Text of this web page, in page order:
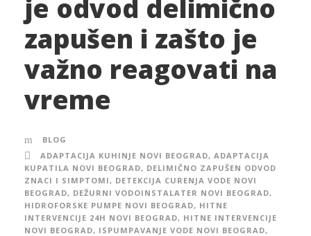
je odvod delimično
zapušen i zašto je
važno reagovati na
vreme
BLOG
ADAPTACIJA KUHINJE NOVI BEOGRAD, ADAPTACIJA
KUPATILA NOVI BEOGRAD, DELIMIČNO ZAPUŠEN ODVOD
ZNACI I SIMPTOMI , DETEKCIJA CURENJA VODE NOVI
BEOGRAD, DEŽURNI VODOINSTALATER NOVI BEOGRAD,
HIDROFORSKE PUMPE NOVI BEOGRAD, HITNE
INTERVENCIJE 24H NOVI BEOGRAD, HITNE INTERVENCIJE
NOVI BEOGRAD, ISPUMPAVANJE VODE NOVI BEOGRAD,